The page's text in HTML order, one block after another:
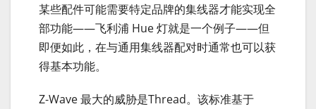
某些配件可能需要特定品牌的集线器才能实现全
部功能——飞利浦 Hue 灯就是一个例子——但
即便如此，在与通用集线器配对时通常也可以获
得基本功能。
Z-Wave 最大的威胁是Thread。该标准基于